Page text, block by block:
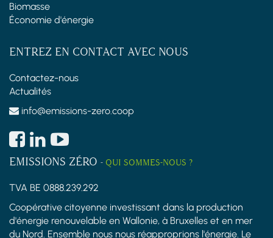
Biomasse
Économie d'énergie
ENTREZ EN CONTACT AVEC NOUS
Contactez-nous
Actualités
info@emissions-zero.coop
EMISSIONS ZÉRO - QUI SOMMES-NOUS ?
TVA BE 0888.239.292
Coopérative citoyenne investissant dans la production
d'énergie renouvelable en Wallonie, à Bruxelles et en mer
du Nord. Ensemble nous nous réapproprions l'énergie. Le